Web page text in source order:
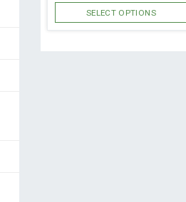
SELECT OPTIONS